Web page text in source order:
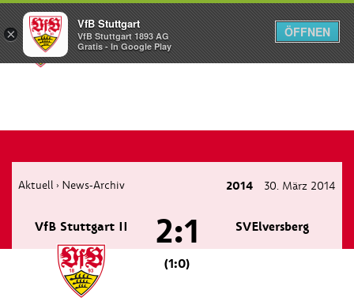
Menü
Aktuell › News-Archiv 2014 30. März 2014
VfB Stuttgart II SVElversberg
2:1
(1:0)
×
VfB Stuttgart
VfB Stuttgart 1893 AG
Gratis - In Google Play
ÖFFNEN